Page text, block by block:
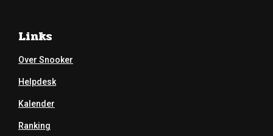
Links
Over Snooker
Helpdesk
Kalender
Ranking